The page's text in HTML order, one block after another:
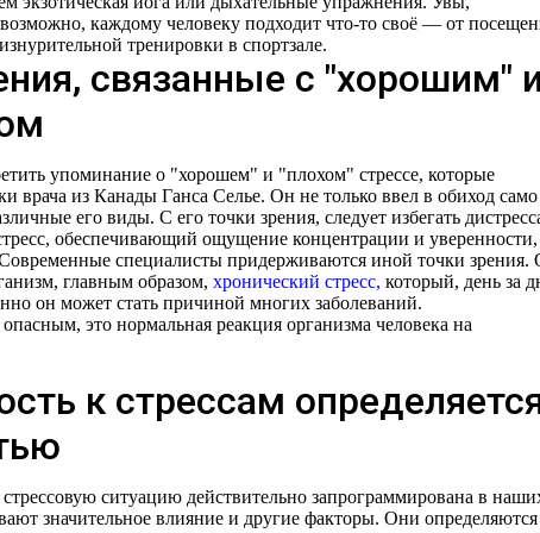
каждому человеку подходит что-то своё — от
тренировки в спортзале.
связанные с "хорошим" и
упоминание о "хорошем" и "плохом" стрессе, которые
врача из Канады Ганса Селье. Он не только ввел в обиход само
его виды. С его точки зрения, следует избегать
обеспечивающий ощущение концентрации и уверенности,
специалисты придерживаются иной точки зрения.
главным образом, хронический стресс, который, день за
он может стать причиной многих заболеваний.
это нормальная реакция организма человека на
к стрессам
ситуацию действительно запрограммирована в
значительное влияние и другие факторы. Они определяются